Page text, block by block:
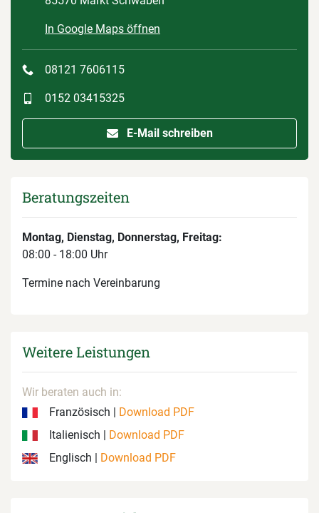
In Google Maps öffnen
08121 7606115
0152 03415325
E-Mail schreiben
Beratungszeiten
Montag, Dienstag, Donnerstag, Freitag:
08:00 - 18:00 Uhr
Termine nach Vereinbarung
Weitere Leistungen
Wir beraten auch in:
Französisch |
Download PDF
Italienisch |
Download PDF
Englisch |
Download PDF